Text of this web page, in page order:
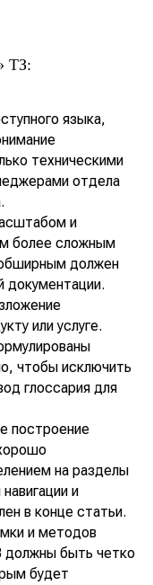
ТЗ:
языка,
техническими
отдела
и
более сложным
должен
документации.
или услуге.
чтобы исключить
глоссария для
построение
на разделы
и
в конце статьи.
и методов
должны быть четко
будет